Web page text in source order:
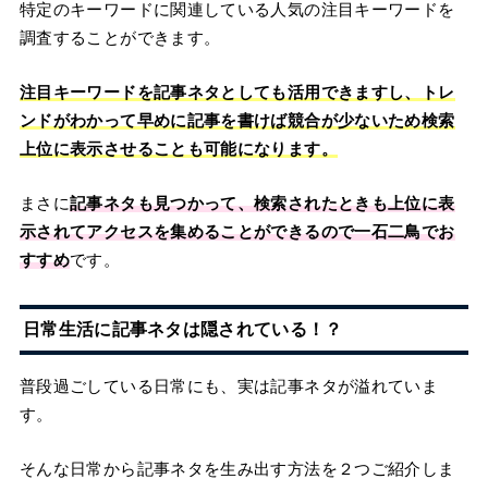
特定のキーワードに関連している人気の注目キーワードを
調査することができます。
注目キーワードを記事ネタとしても活用できますし、トレ
ンドがわかって早めに記事を書けば競合が少ないため検索
上位に表示させることも可能になります。
まさに記事ネタも見つかって、検索されたときも上位に表
示されてアクセスを集めることができるので一石二鳥でお
すすめです。
日常生活に記事ネタは隠されている！？
普段過ごしている日常にも、実は記事ネタが溢れていま
す。
そんな日常から記事ネタを生み出す方法を２つご紹介しま